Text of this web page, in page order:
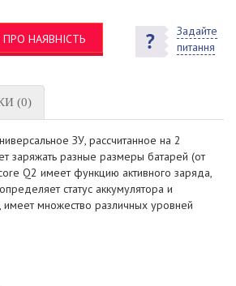
НАЯВНІСТЬ
Задайте
питання
(0)
ЗУ, рассчитанное на 2
заряжать разные размеры батарей (от
Q2 имеет функцию активного заряда,
статус аккумулятора и
множество различных уровней